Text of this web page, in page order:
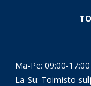
Ma-Pe: 09:00-17:00
La-Su: Toimisto